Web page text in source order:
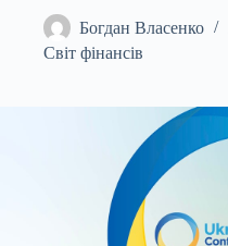
Богдан Власенко
Світ фінансів